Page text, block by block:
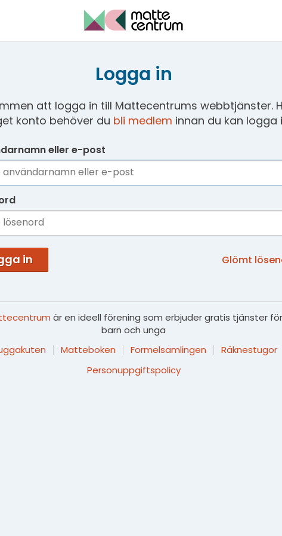
Logga in
att logga in till Mattecentrums webbtjänster.
konto behöver du bli medlem innan du kan logga
eller e-post
in Glömt
är en ideell förening som erbjuder gratis tjänster för
barn och unga
Matteboken Formelsamlingen
Räknestugor
Personuppgiftspolicy